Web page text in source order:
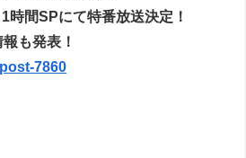
時間SPにて特番放送決定！
も発表！
7860